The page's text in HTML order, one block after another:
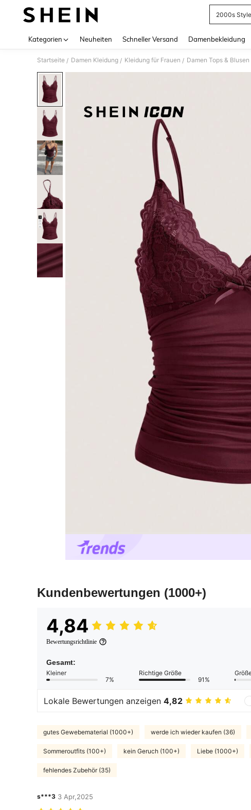
2000s Style
Kategorien Neuheiten Schneller Versand Damenbekleidung
Startseite / Damen Kleidung / Kleidung für Frauen / Damen Tops &
Kundenbewertungen (1000+)
4,84
Bewertungsrichtlinie
Gesamt:
Kleiner
7%
Richtige Größe
91%
Lokale Bewertungen anzeigen 4,82
gutes Gewebematerial (1000+) werde ich wieder kaufen (36)
Sommeroutfits (100+) kein Geruch (100+) Liebe (1000+)
fehlendes Zubehör (35)
s***3 3 Apr,2025